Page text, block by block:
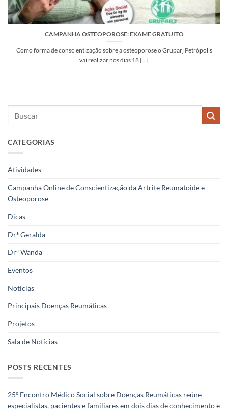
CAMPANHA OSTEOPOROSE: EXAME GRATUITO
Como forma de conscientização sobre a osteoporose o Gruparj Petrópolis
vai realizar nos dias 18 [...]
CATEGORIAS
Atividades
Campanha Online de Conscientização da Artrite Reumatoide e
Osteoporose
Dicas
Drª Geralda
Drª Wanda
Eventos
Notícias
Principais Doenças Reumáticas
Projetos
Sala de Notícias
POSTS RECENTES
25º Encontro Médico Social sobre Doenças Reumáticas reúne
especialistas, pacientes e familiares em dois dias de conhecimento e